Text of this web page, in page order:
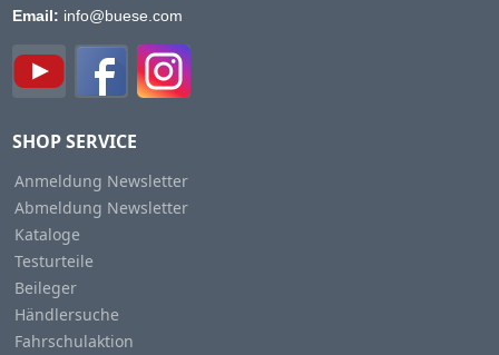
Email: info@buese.com
SHOP SERVICE
Anmeldung Newsletter
Abmeldung Newsletter
Kataloge
Testurteile
Beileger
Händlersuche
Fahrschulaktion